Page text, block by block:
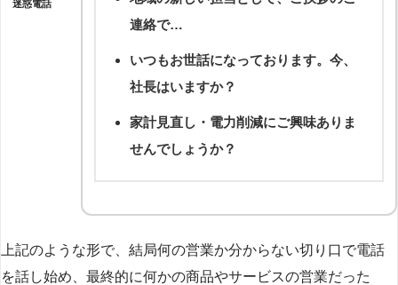
迷惑電話
連絡で…
いつもお世話になっております。今、
社長はいますか？
家計見直し・電力削減にご興味ありま
せんでしょうか？
上記のような形で、結局何の営業か分からない切り口で電話
を話し始め、最終的に何かの商品やサービスの営業だった